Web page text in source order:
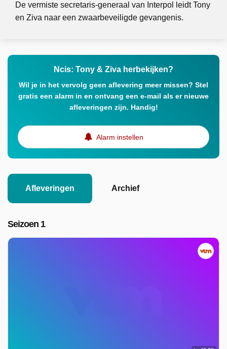
De vermiste secretaris-generaal van Interpol leidt Tony
en Ziva naar een zwaarbeveiligde gevangenis.
Ncis: Tony & Ziva herbekijken?
Wil je in het vervolg geen aflevering meer missen? Stel
gratis een alarm in en ontvang een e-mail als er nieuwe
afleveringen zijn. Handig!
Alarm instellen
Afleveringen Archief
Seizoen 1